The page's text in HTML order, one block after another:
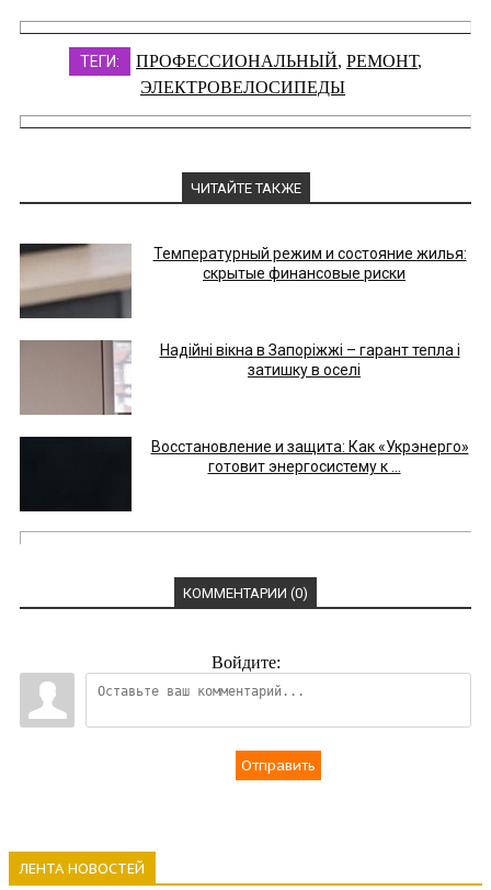
ТЕГИ: ПРОФЕССИОНАЛЬНЫЙ, РЕМОНТ,
ЭЛЕКТРОВЕЛОСИПЕДЫ
ЧИТАЙТЕ ТАКЖЕ
Температурный режим и состояние жилья:
скрытые финансовые риски
Надійні вікна в Запоріжжі – гарант тепла і
затишку в оселі
Восстановление и защита: Как «Укрэнерго»
готовит энергосистему к ...
КОММЕНТАРИИ (0)
Войдите:
Отправить
ЛЕНТА НОВОСТЕЙ